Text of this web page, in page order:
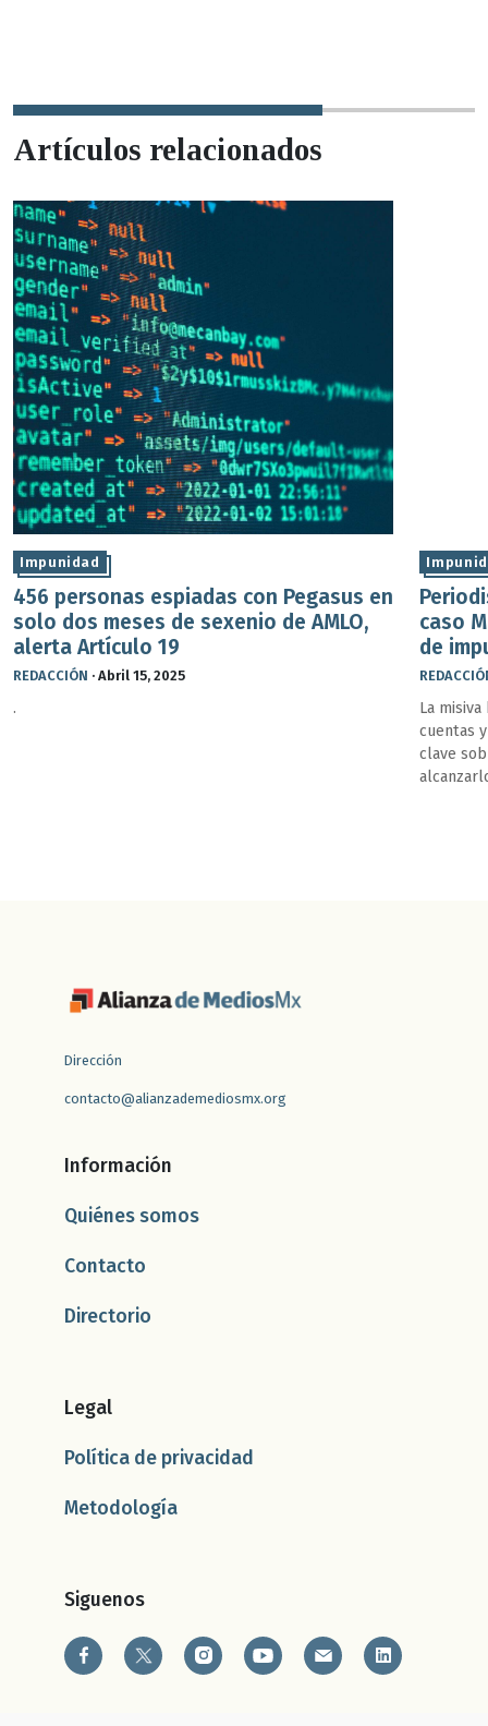
Artículos relacionados
Impunidad
456 personas espiadas con Pegasus en
solo dos meses de sexenio de AMLO,
alerta Artículo 19
REDACCIÓN · Abril 15, 2025
.
caso
de
La
cuentas
clave
Dirección
contacto@alianzademediosmx.org
Información
Quiénes somos
Contacto
Directorio
Legal
Política de privacidad
Metodología
Siguenos